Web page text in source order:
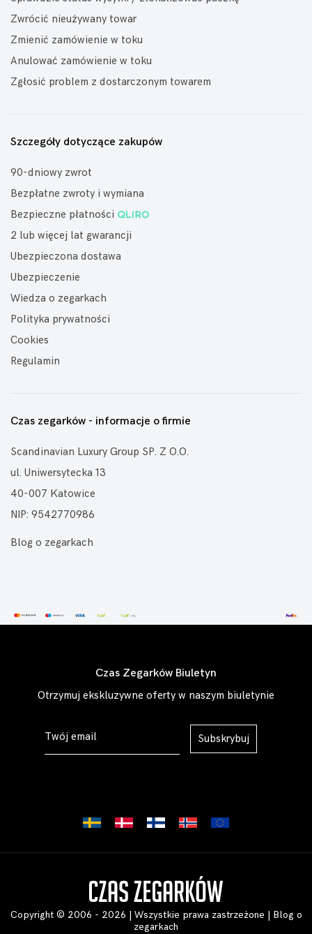
Zwrócić nieużywany towar
Zmienić zamówienie w toku
Anulować zamówienie w toku
Zgłosić problem z dostarczonym towarem
Szczegóły dotyczące zakupów
90-dniowy zwrot
Bezpłatne zwroty i wymiana
Bezpieczne płatności
2 lub więcej lat gwarancji
Ubezpieczona dostawa
Ubezpieczenie
Wiedza o zegarkach
Polityka prywatności
Cookies
Regulamin
Czas zegarków - informacje o firmie
Scandinavian Luxury Group SP. Z O.O.
ul. Uniwersytecka 13
40-007 Katowice
NIP: 9542770986
Blog o zegarkach
Czas Zegarków Biuletyn
Otrzymuj ekskluzywne oferty w naszym biuletynie
Subskrybuj
Copyright © 2006 - 2026 | Wszystkie prawa zastrzeżone | Blog o
zegarkach